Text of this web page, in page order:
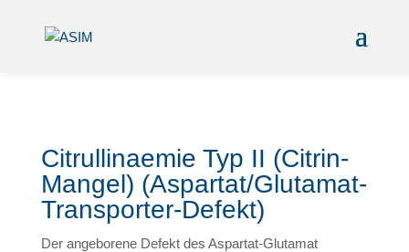
Citrullinaemie Typ II (Citrin-
Mangel) (Aspartat/Glutamat-
Transporter-Defekt)
Der angeborene Defekt des Aspartat-Glutamat